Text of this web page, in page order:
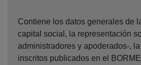
Contiene los datos generales de
capital social, la representación
administradores y apoderados-,
inscritos publicados en el